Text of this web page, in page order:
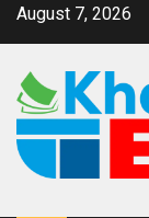
August 7, 2026